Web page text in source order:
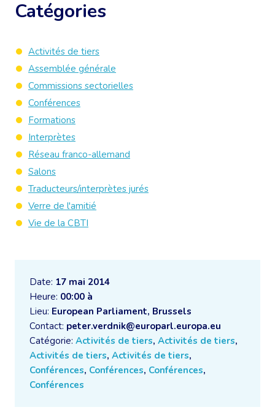
Date: 17 mai 2014
Heure: 00:00 à
Lieu: European Parliament, Brussels
Contact: peter.verdnik@europarl.europa.eu
Catégorie: Activités de tiers, Activités de tiers,
Activités de tiers, Activités de tiers,
Conférences, Conférences, Conférences,
Conférences
Catégories
Activités de tiers
Assemblée générale
Commissions sectorielles
Conférences
Formations
Interprètes
Réseau franco-allemand
Salons
Traducteurs/interprètes jurés
Verre de l'amitié
Vie de la CBTI